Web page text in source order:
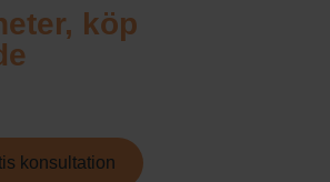
köp
konsultation